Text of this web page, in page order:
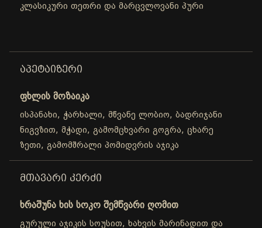
კლასიკური თეთრი და მარცვლოვანი პური
ᲐᲞᲔᲢᲐᲘᲖᲔᲠᲘ
ფხლის მოზაიკა
ისპანახი, ჭარხალი, მწვანე ლობიო, ბადრიჯანი
ნიგვზით, მჭადი, გამომცხვარი გოგრა, ცხარე
ზეთი, გამომშრალი პომიდვრის აჯიკა
ᲛᲗᲐᲕᲐᲠᲘ ᲙᲔᲠᲫᲘ
ხრაშუნა ხის სოკო შემწვარი ღომით
გურული აჯიკის სოუსით, ხახვის მარინადით და